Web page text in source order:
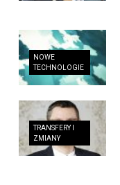
NOWE
TECHNOLOGIE
TRANSFERY I
ZMIANY